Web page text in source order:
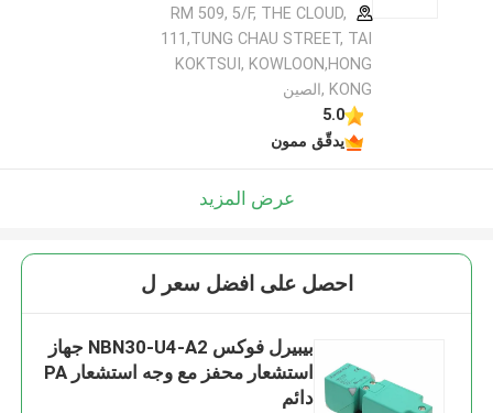
RM 509, 5/F, THE CLOUD,
111,TUNG CHAU STREET, TAI
KOKTSUI, KOWLOON,HONG
KONG ,الصين
5.0
يدقّق ممون
عرض المزيد
احصل على افضل سعر ل
بيبيرل فوكس NBN30-U4-A2 جهاز
استشعار محفز مع وجه استشعار PA
دائم